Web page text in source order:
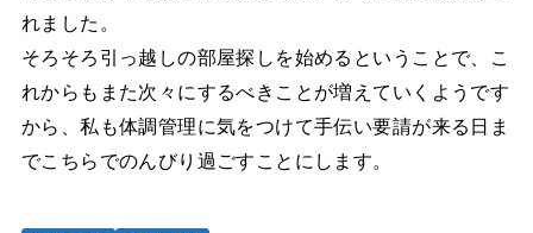
れました。
そろそろ引っ越しの部屋探しを始めるということで、こ
れからもまた次々にするべきことが増えていくようです
から、私も体調管理に気をつけて手伝い要請が来る日ま
でこちらでのんびり過ごすことにします。